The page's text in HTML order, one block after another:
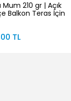
210 gr | Açık
Balkon Teras İçin
TL